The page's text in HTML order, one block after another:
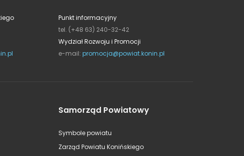
Punkt informacyjny
tel. (+48 63) 240-32-42
Wydział Rozwoju i Promocji
e-mail: promocja@powiat.konin.pl
Samorząd Powiatowy
Symbole powiatu
Zarząd Powiatu Konińskiego